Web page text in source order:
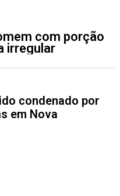
com porção
irregular
condenado por
em Nova